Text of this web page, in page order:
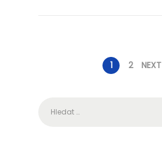
Stránkování
příspěvků
1 2 NEXT